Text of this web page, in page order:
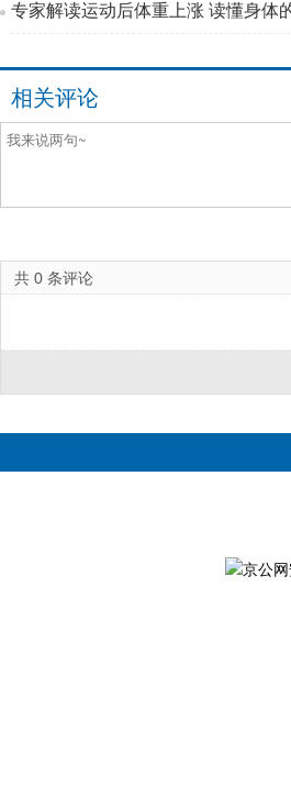
专家解读运动后体重上涨 读懂身体
相关评论
共 0 条评论